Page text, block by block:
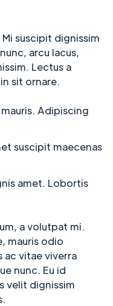
suscipit dignissim
arcu lacus,
Lectus a
sit ornare.
Adipiscing
suscipit maecenas
amet. Lobortis
a volutpat mi.
mauris odio
ac vitae viverra
nunc. Eu id
velit dignissim